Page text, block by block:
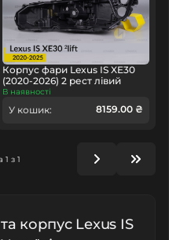
Корпус фари Lexus IS XE30
(2020-2026) 2 рест лівий
В наявності
У кошик: 8159.00 ₴
1 з 1
корпус Lexus IS